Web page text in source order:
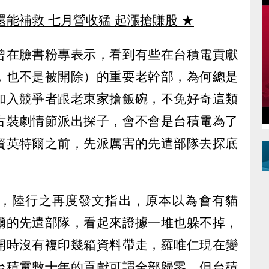
補救 七月營收猛 起漲搶賺股 ★
臉書粉專表示，看到有些在台積電貢獻
不是被開除）的重要老幹部，為何總是
競爭者跟老東家搶飯碗，不免好奇這類
劇情節派出探子，會不會是台積電為了
特爾之前，先派厲害的先遣部隊去探底
陸行之再度發文指出，原本以為會有貓
先遣部隊，看起來證據一堆也躲不掉，
沒有複印幾箱資料帶走，羅唯仁現在變